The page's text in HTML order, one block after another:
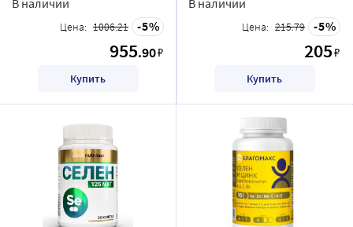
Цена: 1006.21 5
955.90₽
Купить
Цена: 215.79 5
205₽
Купить